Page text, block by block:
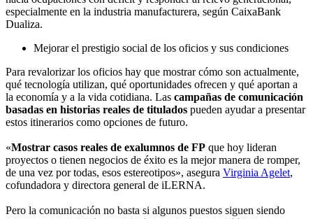
especialmente en la industria manufacturera, según CaixaBank
Dualiza.
Mejorar el prestigio social de los oficios y sus condiciones
Para revalorizar los oficios hay que mostrar cómo son actualmente,
qué tecnología utilizan, qué oportunidades ofrecen y qué aportan a
la economía y a la vida cotidiana. Las campañas de comunicación
basadas en historias reales de titulados pueden ayudar a presentar
estos itinerarios como opciones de futuro.
«Mostrar casos reales de exalumnos de FP que hoy lideran
proyectos o tienen negocios de éxito es la mejor manera de romper,
de una vez por todas, esos estereotipos», asegura Virginia Agelet,
cofundadora y directora general de iLERNA.
Pero la comunicación no basta si algunos puestos siguen siendo